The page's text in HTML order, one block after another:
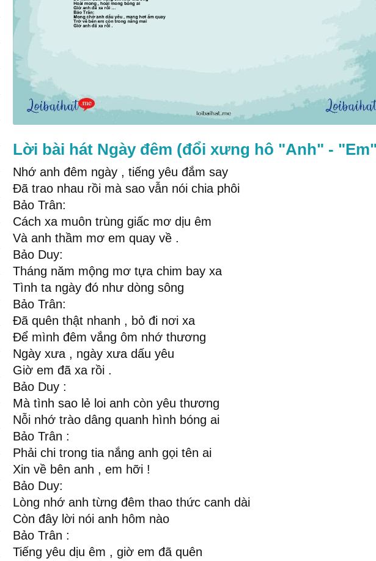
Lời bài hát Ngày đêm (đổi xưng hô "Anh" -
Nhớ anh đêm ngày , tiếng yêu đắm say
Đã trao nhau rồi mà sao vẫn nói chia phôi
Bảo Trân:
Cách xa muôn trùng giấc mơ dịu êm
Và anh thầm mơ em quay về .
Bảo Duy:
Tháng năm mộng mơ tựa chim bay xa
Tình ta ngày đó như dòng sông
Bảo Trân:
Đã quên thật nhanh , bỏ đi nơi xa
Để mình đêm vắng ôm nhớ thương
Ngày xưa , ngày xưa dấu yêu
Giờ em đã xa rồi .
Bảo Duy :
Mà tình sao lẻ loi anh còn yêu thương
Nỗi nhớ trào dâng quanh hình bóng ai
Bảo Trân :
Phải chi trong tia nắng anh gọi tên ai
Xin về bên anh , em hỡi !
Bảo Duy:
Lòng nhớ anh từng đêm thao thức canh dài
Còn đây lời nói anh hôm nào
Bảo Trân :
Tiếng yêu dịu êm , giờ em đã quên